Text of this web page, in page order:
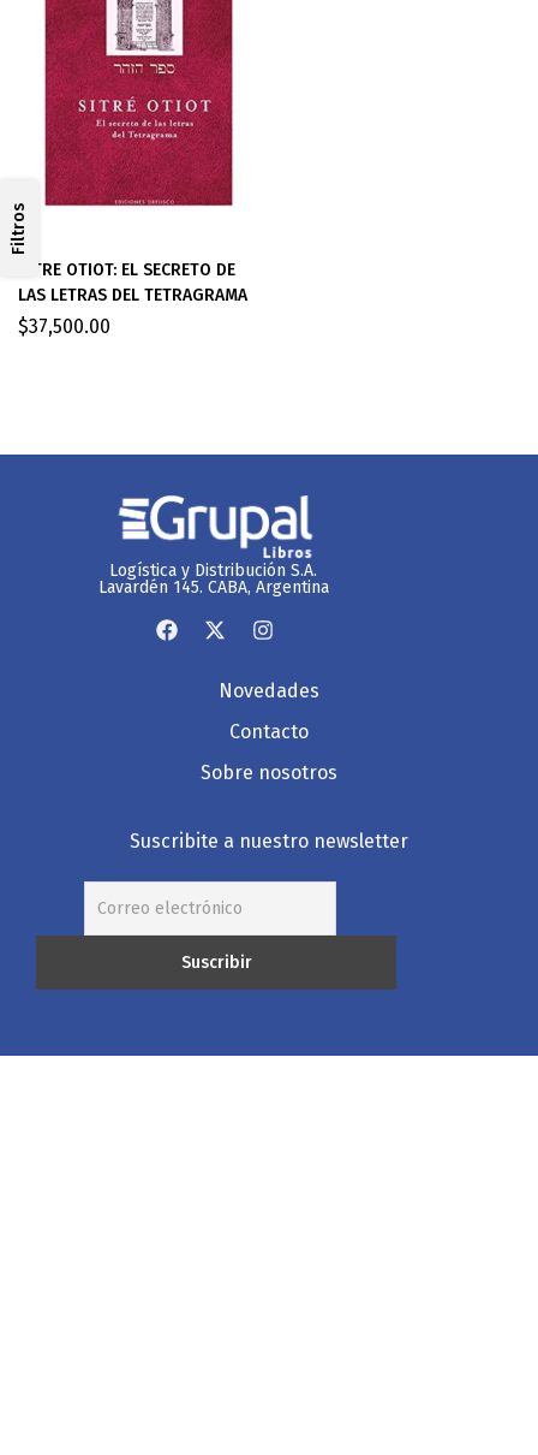
Filtros
SITRE OTIOT: EL SECRETO DE
LAS LETRAS DEL TETRAGRAMA
$37,500.00
Logística y Distribución S.A.
Lavardén 145. CABA, Argentina
Novedades
Contacto
Sobre nosotros
Suscribite a nuestro newsletter